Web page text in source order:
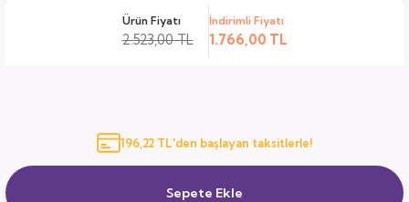
Ürün Fiyatı
2.523,00 TL
İndirimli Fiyatı
1.766,00 TL
196,22 TL'den başlayan taksitlerle!
Sepete Ekle